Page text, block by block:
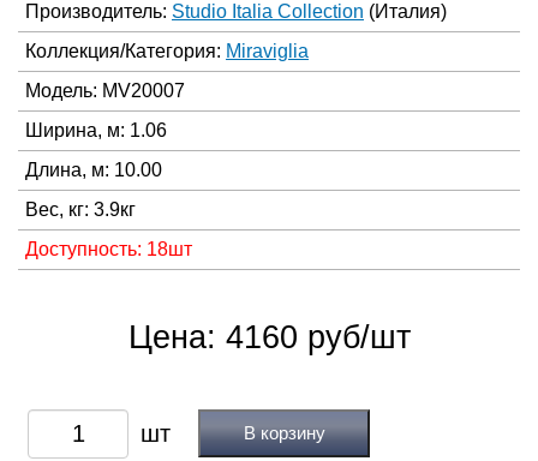
Производитель: Studio Italia Collection (Италия)
Коллекция/Категория: Miraviglia
Модель: MV20007
Ширина, м: 1.06
Длина, м: 10.00
Вес, кг: 3.9кг
Доступность: 18шт
Цена: 4160 руб/шт
В корзину